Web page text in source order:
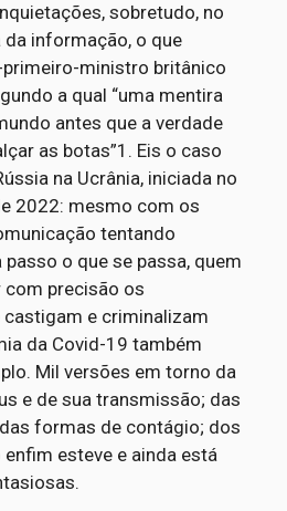
sobretudo, no
informação, o que
ministro britânico
a qual “uma mentira
antes que a verdade
as botas”1. Eis o caso
na Ucrânia, iniciada no
2022: mesmo com os
tentando
o que se passa, quem
com precisão os
e criminalizam
da Covid-19 também
Mil versões em torno da
e de sua transmissão; das
formas de contágio; dos
esteve e ainda está